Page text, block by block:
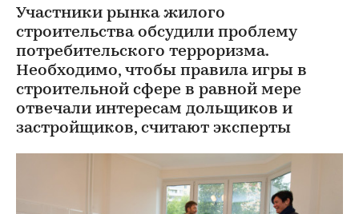
Участники рынка жилого
строительства обсудили проблему
потребительского терроризма.
Необходимо, чтобы правила игры в
строительной сфере в равной мере
отвечали интересам дольщиков и
застройщиков, считают эксперты